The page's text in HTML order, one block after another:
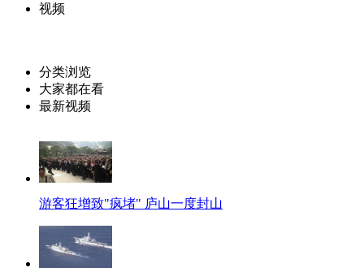
视频
分类浏览
大家都在看
最新视频
游客狂增致"疯堵" 庐山一度封山